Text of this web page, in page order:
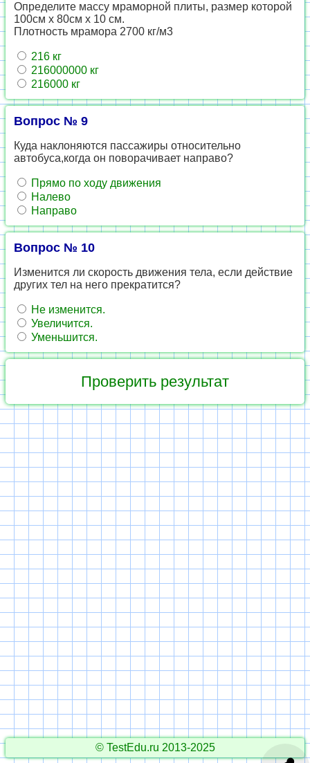
Определите массу мраморной плиты, размер которой
100см х 80см х 10 см.
Плотность мрамора 2700 кг/м3
216 кг
216000000 кг
216000 кг
Вопрос № 9
Куда наклоняются пассажиры относительно
автобуса,когда он поворачивает направо?
Прямо по ходу движения
Налево
Направо
Вопрос № 10
Изменится ли скорость движения тела, если действие
других тел на него прекратится?
Не изменится.
Увеличится.
Уменьшится.
© TestEdu.ru 2013-2025